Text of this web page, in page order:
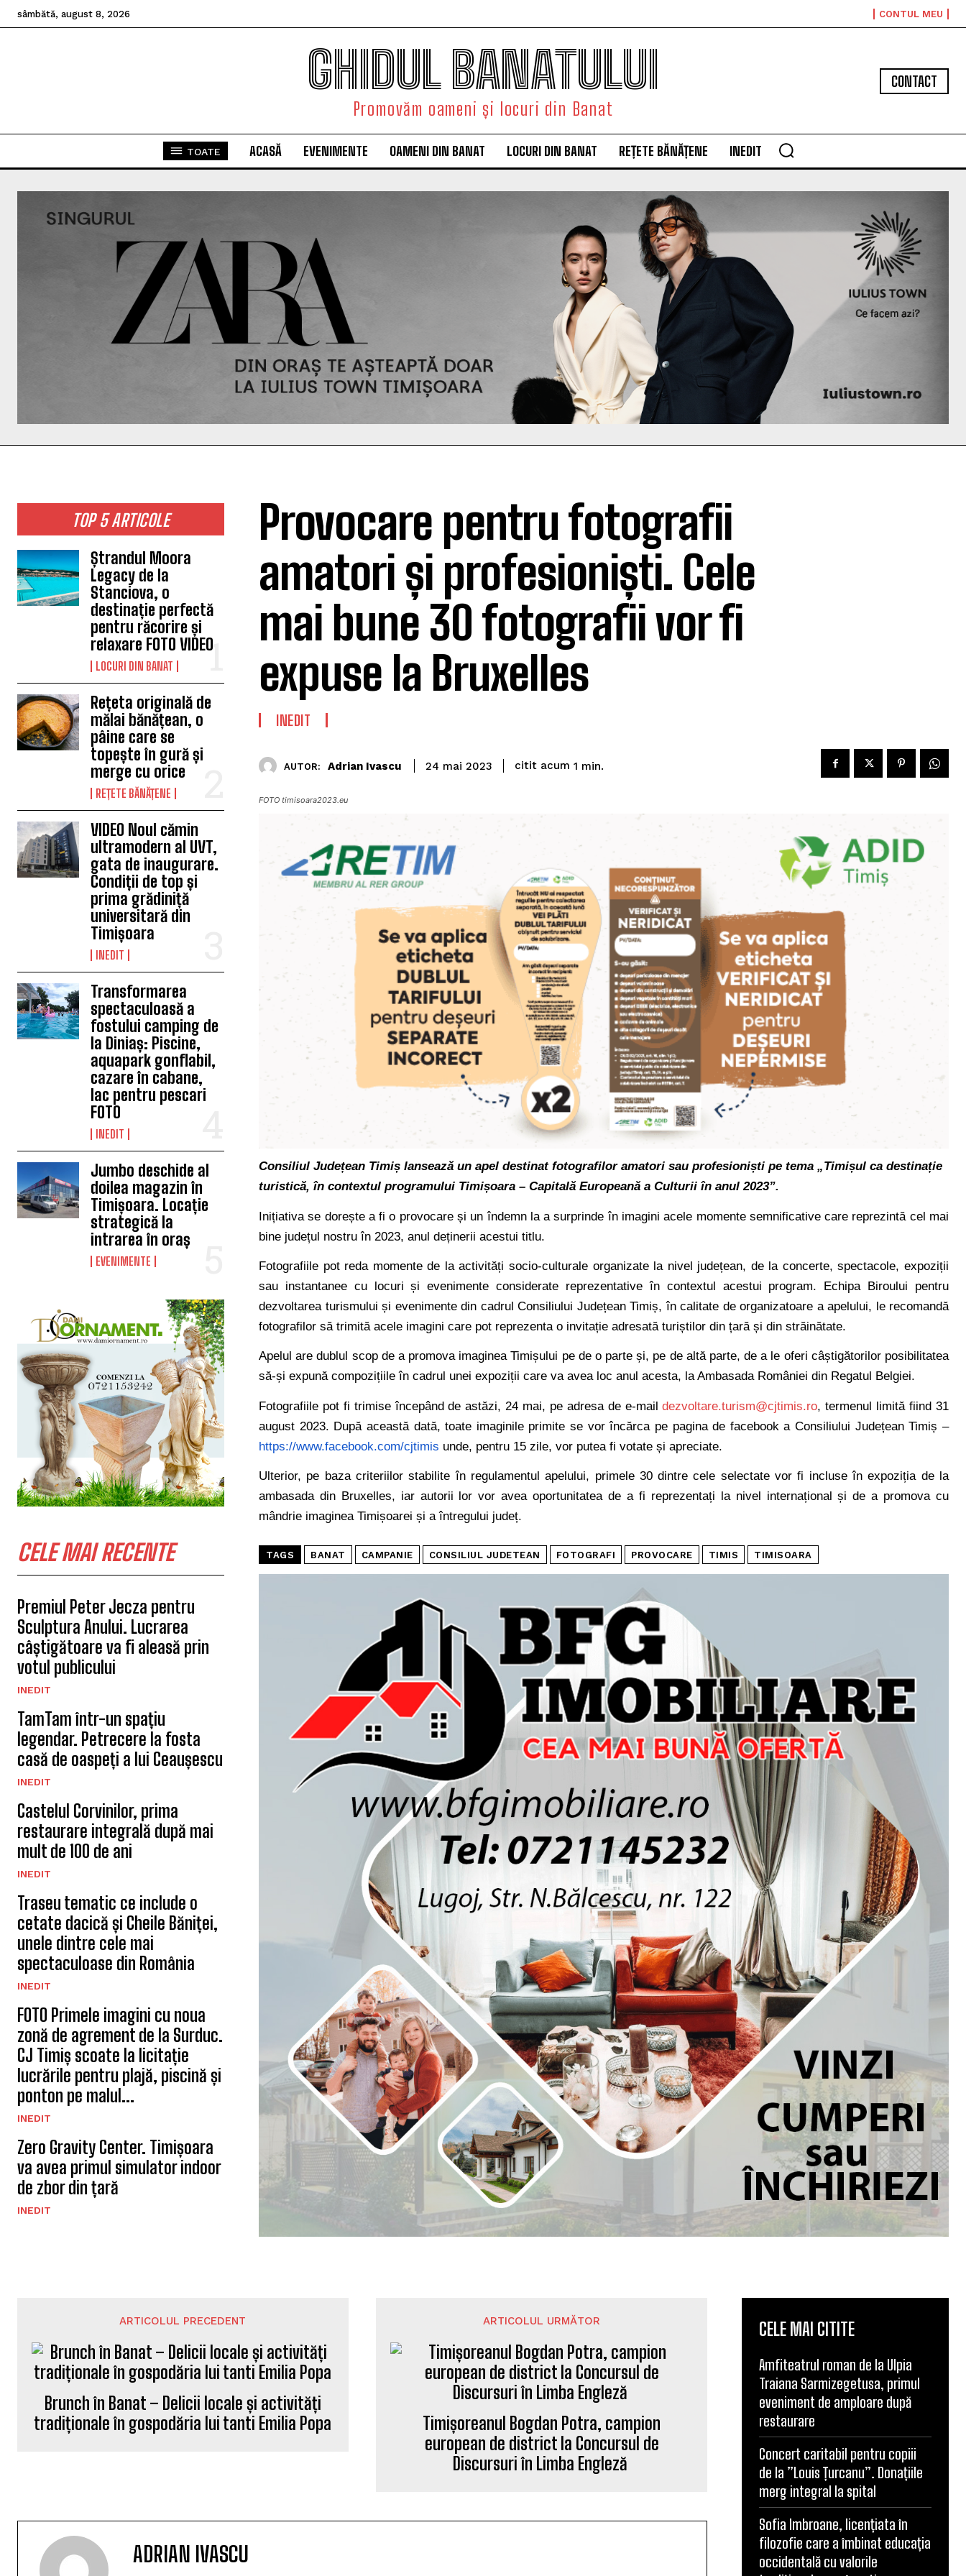
sâmbătă, august 8, 2026 CONTUL MEU
GHIDUL BANATULUI
Promovăm oameni și locuri din Banat
CONTACT
TOATE ACASĂ EVENIMENTE OAMENI DIN BANAT LOCURI DIN BANAT REȚETE BĂNĂȚENE INEDIT
TOP 5 ARTICOLE
Ștrandul Moora
Legacy de la
Stanciova, o
destinație perfectă
pentru răcorire și
relaxare FOTO VIDEO
LOCURI DIN BANAT
Rețeta originală de
mălai bănățean, o
pâine care se
topește în gură și
merge cu orice
REȚETE BĂNĂȚENE
VIDEO Noul cămin
ultramodern al UVT,
gata de inaugurare.
Condiții de top și
prima grădiniță
universitară din
Timișoara
INEDIT
Transformarea
spectaculoasă a
fostului camping de
la Diniaș: Piscine,
aquapark gonflabil,
cazare în cabane,
lac pentru pescari
FOTO
INEDIT
Jumbo deschide al
doilea magazin în
Timișoara. Locație
strategică la
intrarea în oraș
EVENIMENTE
CELE MAI RECENTE
Premiul Peter Jecza pentru
Sculptura Anului. Lucrarea
câștigătoare va fi aleasă prin
votul publicului
INEDIT
TamTam într-un spațiu
legendar. Petrecere la fosta
casă de oaspeți a lui Ceaușescu
INEDIT
Castelul Corvinilor, prima
restaurare integrală după mai
mult de 100 de ani
INEDIT
Traseu tematic ce include o
cetate dacică și Cheile Băniței,
unele dintre cele mai
spectaculoase din România
INEDIT
FOTO Primele imagini cu noua
zonă de agrement de la Surduc.
CJ Timiș scoate la licitație
lucrările pentru plajă, piscină și
ponton pe malul...
INEDIT
Zero Gravity Center. Timișoara
va avea primul simulator indoor
de zbor din țară
INEDIT
Provocare pentru fotografii
amatori și profesioniști. Cele
mai bune 30 fotografii vor fi
expuse la Bruxelles
INEDIT
AUTOR: Adrian Ivascu 24 mai 2023 citit acum 1 min.
FOTO timisoara2023.eu
Consiliul Județean Timiș lansează un apel destinat fotografilor amatori sau profesioniști pe tema „Timișul ca destinație
turistică, în contextul programului Timișoara – Capitală Europeană a Culturii în anul 2023”.
Inițiativa se dorește a fi o provocare și un îndemn la a surprinde în imagini acele momente semnificative care reprezintă cel mai
bine județul nostru în 2023, anul deținerii acestui titlu.
Fotografiile pot reda momente de la activități socio-culturale organizate la nivel județean, de la concerte, spectacole, expoziții
sau instantanee cu locuri și evenimente considerate reprezentative în contextul acestui program. Echipa Biroului pentru
dezvoltarea turismului și evenimente din cadrul Consiliului Județean Timiș, în calitate de organizatoare a apelului, le recomandă
fotografilor să trimită acele imagini care pot reprezenta o invitație adresată turiștilor din țară și din străinătate.
Apelul are dublul scop de a promova imaginea Timișului pe de o parte și, pe de altă parte, de a le oferi câștigătorilor posibilitatea
să-și expună compozițiile în cadrul unei expoziții care va avea loc anul acesta, la Ambasada României din Regatul Belgiei.
Fotografiile pot fi trimise începând de astăzi, 24 mai, pe adresa de e-maildezvoltare.turism@cjtimis.ro, termenul limită fiind 31
august 2023. După această dată, toate imaginile primite se vor încărca pe pagina de facebook a Consiliului Județean Timiș –
https://www.facebook.com/cjtimis unde, pentru 15 zile, vor putea fi votate și apreciate.
Ulterior, pe baza criteriilor stabilite în regulamentul apelului, primele 30 dintre cele selectate vor fi incluse în expoziția de la
ambasada din Bruxelles, iar autorii lor vor avea oportunitatea de a fi reprezentați la nivel internațional și de a promova cu
mândrie imaginea Timișoarei și a întregului județ.
TAGS BANAT CAMPANIE CONSILIUL JUDETEAN FOTOGRAFI PROVOCARE TIMIS TIMISOARA
ARTICOLUL PRECEDENT
Brunch în Banat – Delicii locale și activități
tradiționale în gospodăria lui tanti Emilia Popa
ARTICOLUL URMĂTOR
Timișoreanul Bogdan Potra, campion
european de district la Concursul de
Discursuri în Limba Engleză
ADRIAN IVASCU
CELE MAI CITITE
Amfiteatrul roman de la Ulpia
Traiana Sarmizegetusa, primul
eveniment de amploare după
restaurare
Concert caritabil pentru copiii
de la ”Louis Țurcanu”. Donațiile
merg integral la spital
Sofia Imbroane, licențiata în
filozofie care a îmbinat educația
occidentală cu valorile